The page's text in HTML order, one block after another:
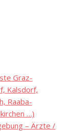
Graz-
Kalsdorf,
Raaba-
…)
– Ärzte /